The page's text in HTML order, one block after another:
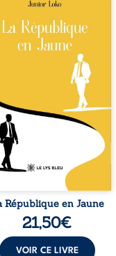
la naissance de
de races différentes
l’ordre établi :
est Noir et Junior est
bien que nés d’un
de Noirs. Très vite,
attire les médias
et transforme
blanc en une figure
sacrée, investie,
certains, d’une mission
Cependant, sous
couvert de ...
République en Jaune
21,50€
VOIR CE LIVRE